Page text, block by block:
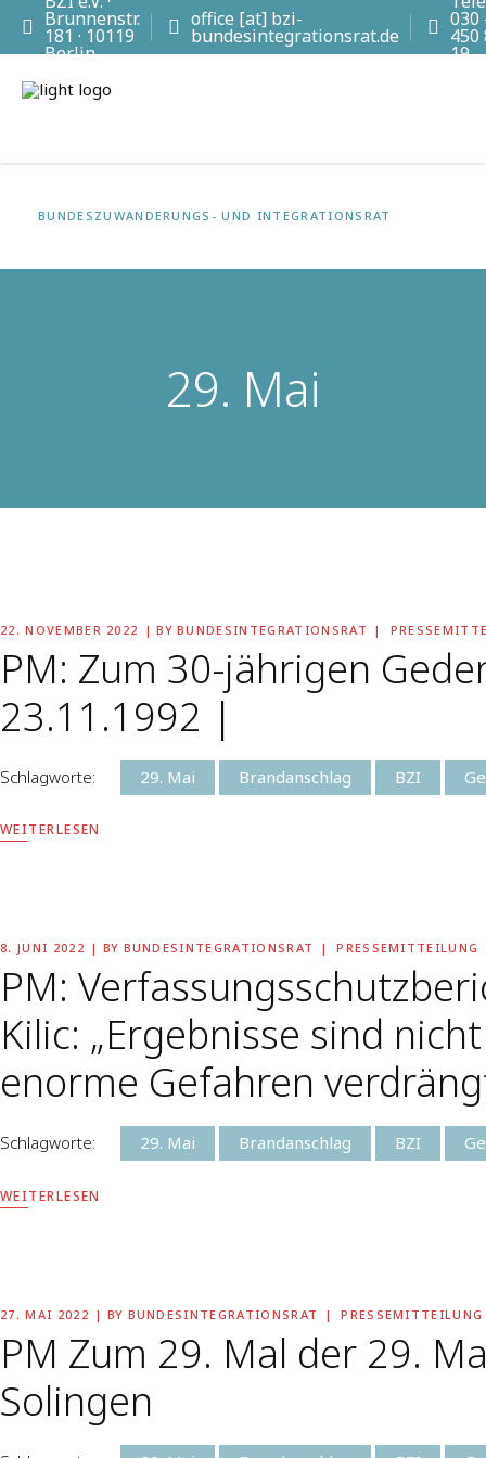
Brunnenstr.
181 · 10119
Berlin
office [at] bzi-
bundesintegrationsrat.de
030
450
19
BUNDES­ZUWANDERUNGS- UND INTEGRATIONS­RAT
29. Mai
22. NOVEMBER 2022 BYBUNDESINTEGRATIONSRAT
PM: Zum 30-jährigen
23.11.1992 |
Schlagworte: 29. Mai Brandanschlag BZI
WEITERLESEN
8. JUNI 2022 BY BUNDESINTEGRATIONSRAT PRESSEMITTEILUNG
PM:
Kilic: „Ergebnisse sind
enorme Gefahren
Schlagworte: 29. Mai Brandanschlag BZI
WEITERLESEN
27. MAI 2022 BY BUNDESINTEGRATIONSRAT PRESSEMITTEILUNG
PM Zum 29. Mal der 29.
Solingen